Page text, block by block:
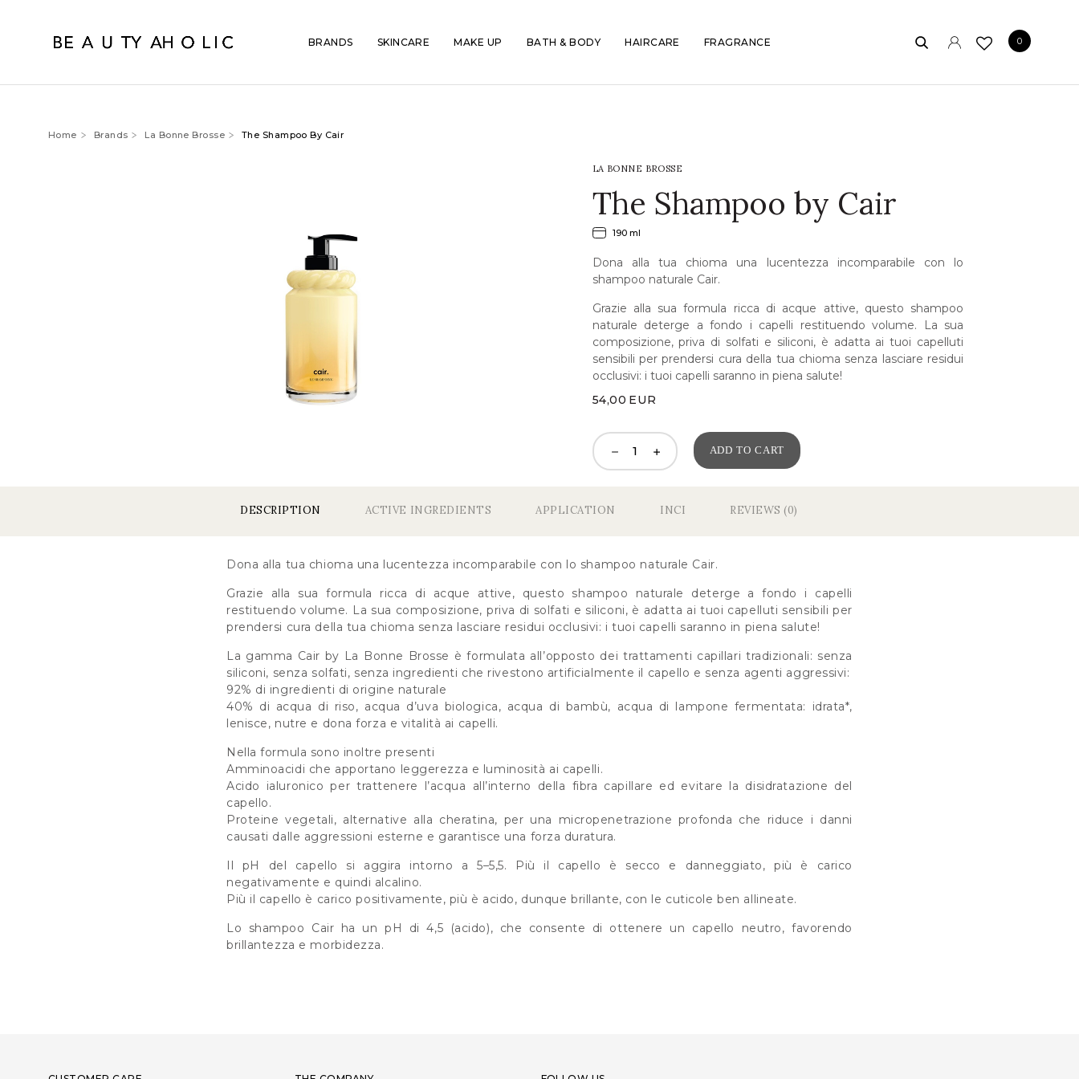
0
BRANDS SKINCARE MAKE UP BATH & BODY HAIRCARE FRAGRANCE
Home Brands La Bonne Brosse The Shampoo By Cair
LA BONNE BROSSE
The Shampoo by Cair
190 ml
Dona alla tua chioma una lucentezza incomparabile con lo
shampoo naturale Cair.
Grazie alla sua formula ricca di acque attive, questo shampoo
naturale deterge a fondo i capelli restituendo volume. La sua
composizione, priva di solfati e siliconi, è adatta ai tuoi capelluti
sensibili per prendersi cura della tua chioma senza lasciare residui
occlusivi: i tuoi capelli saranno in piena salute!
54,00 EUR
ADD TO CART
DESCRIPTION ACTIVE INGREDIENTS APPLICATION INCI REVIEWS (0)
Dona alla tua chioma una lucentezza incomparabile con lo shampoo naturale Cair.
Grazie alla sua formula ricca di acque attive, questo shampoo naturale deterge a fondo i capelli
restituendo volume. La sua composizione, priva di solfati e siliconi, è adatta ai tuoi capelluti sensibili per
prendersi cura della tua chioma senza lasciare residui occlusivi: i tuoi capelli saranno in piena salute!
La gamma Cair by La Bonne Brosse è formulata all’opposto dei trattamenti capillari tradizionali: senza
siliconi, senza solfati, senza ingredienti che rivestono artificialmente il capello e senza agenti aggressivi:
92% di ingredienti di origine naturale
40% di acqua di riso, acqua d’uva biologica, acqua di bambù, acqua di lampone fermentata: idrata*,
lenisce, nutre e dona forza e vitalità ai capelli.
Nella formula sono inoltre presenti
Amminoacidi che apportano leggerezza e luminosità ai capelli.
Acido ialuronico per trattenere l’acqua all’interno della fibra capillare ed evitare la disidratazione del
capello.
Proteine vegetali, alternative alla cheratina, per una micropenetrazione profonda che riduce i danni
causati dalle aggressioni esterne e garantisce una forza duratura.
Il pH del capello si aggira intorno a 5–5,5. Più il capello è secco e danneggiato, più è carico
negativamente e quindi alcalino.
Più il capello è carico positivamente, più è acido, dunque brillante, con le cuticole ben allineate.
Lo shampoo Cair ha un pH di 4,5 (acido), che consente di ottenere un capello neutro, favorendo
brillantezza e morbidezza.